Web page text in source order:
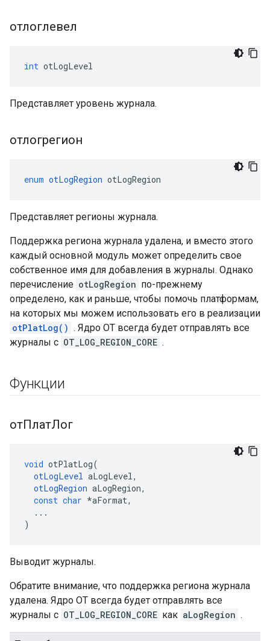
отлоглевел
int otLogLevel
Представляет уровень журнала.
отлогрегион
enum otLogRegion otLogRegion
Представляет регионы журнала.
Поддержка региона журнала удалена, и вместо этого
каждый основной модуль может определить свое
собственное имя для добавления в журналы. Однако
перечисление otLogRegion по-прежнему
определено, как и раньше, чтобы помочь платформам,
на которых мы можем использовать его в реализации
otPlatLog() . Ядро OT всегда будет отправлять все
журналы с OT_LOG_REGION_CORE .
Функции
отПлатЛог
void otPlatLog(
otLogLevel aLogLevel,
otLogRegion aLogRegion,
const char *aFormat,
...
)
Выводит журналы.
Обратите внимание, что поддержка региона журнала
удалена. Ядро OT всегда будет отправлять все
журналы с OT_LOG_REGION_CORE как aLogRegion .